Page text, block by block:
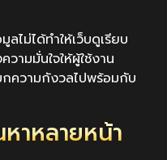
ไม่ได้ทำให้เว็บดูเรียบ
ามมั่นใจให้ผู้ใช้งาน
กความกังวลไปพร้อมกับ
าหลายหน้า